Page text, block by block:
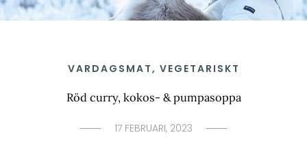
VARDAGSMAT, VEGETARISKT
Röd curry, kokos- & pumpasoppa
17 FEBRUARI, 2023